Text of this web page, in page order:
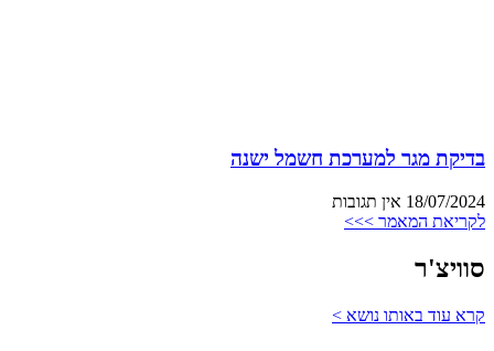
בדיקת מגר למערכת חשמל ישנה
18/07/2024 אין תגובות
לקריאת המאמר >>>
סוויצ'ר
קרא עוד באותו נושא >